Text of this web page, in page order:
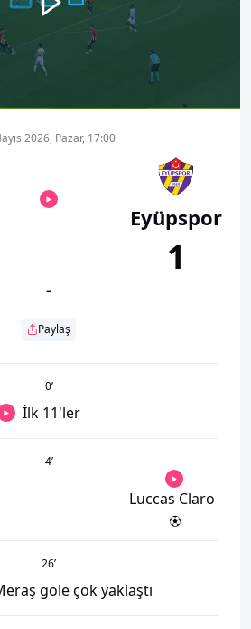
2026, Pazar, 17:00
-
Paylaş
Eyüpspor
1
0’
İlk 11'ler
4’
Luccas Claro
26’
gole çok yaklaştı